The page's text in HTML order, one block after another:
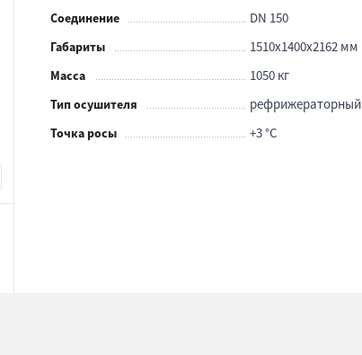
Соединение DN 150
Габариты 1510x1400x2162 мм
Масса 1050 кг
Тип осушителя рефрижераторный
Точка росы +3 °С